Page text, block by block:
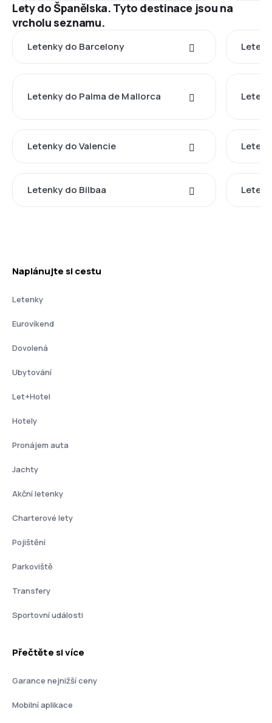
Lety do Španělska. Tyto destinace jsou na
vrcholu seznamu.
Letenky do Barcelony
Letenky do Palma de Mallorca
Letenky do Valencie
Letenky do Bilbaa
Naplánujte si cestu
Letenky
Eurovíkend
Dovolená
Ubytování
Let+Hotel
Hotely
Pronájem auta
Jachty
Akční letenky
Charterové lety
Pojištění
Parkoviště
Transfery
Sportovní události
Přečtěte si více
Garance nejnižší ceny
Mobilní aplikace